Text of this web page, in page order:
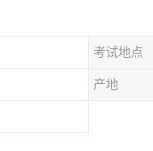
考试地点
产地